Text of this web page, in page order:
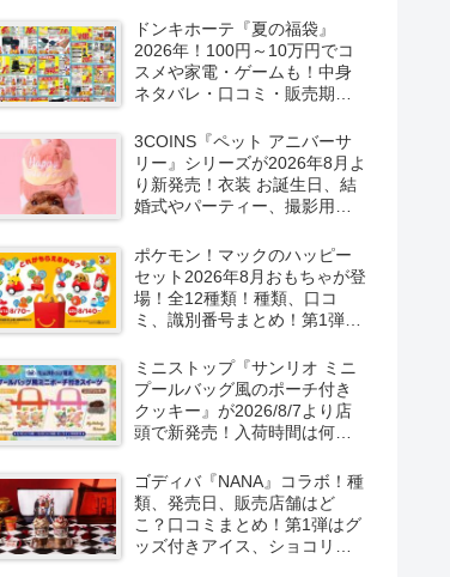
ドンキホーテ『夏の福袋』
2026年！100円～10万円でコ
スメや家電・ゲームも！中身
ネタバレ・口コミ・販売期
3COINS『ペット アニバーサ
リー』シリーズが2026年8月よ
り新発売！衣装 お誕生日、結
婚式やパーティー、撮影用グ
ポケモン！マックのハッピー
セット2026年8月おもちゃが登
場！全12種類！種類、口コ
ミ、識別番号まとめ！第1弾は
ミニストップ『サンリオ ミニ
プールバッグ風のポーチ付き
クッキー』が2026/8/7より店
頭で新発売！入荷時間は何
施！キティ&ダニエル、マイメ
ロ＆クロミの2種類！
ゴディバ『NANA』コラボ！種
類、発売日、販売店舗はど
こ？口コミまとめ！第1弾はグ
ッズ付きアイス、ショコリキ